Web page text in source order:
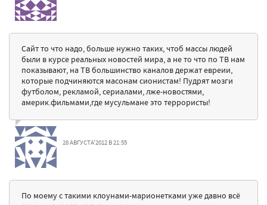
Сайт то что надо, больше нужно таких, чтоб массы людей
были в курсе реальных новостей мира, а не то что по ТВ нам
показывают, на ТВ большинство каналов держат евреии,
которые подчиняются масонам сионистам! Пудрят мозги
футболом, рекламой, сериалами, лже-новостями,
америк.фильмами,где мусульмане это террористы!
28 АВГУСТА'2012 В 21:55
По моему с такими клоунами-марионетками уже давно всё